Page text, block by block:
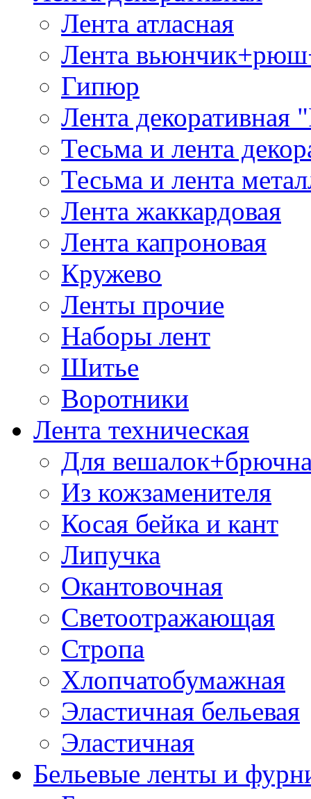
Лента атласная
Лента
Гипюр
Лента декоративная
Тесьма и лента
Тесьма и лента
Лента жаккардовая
Лента капроновая
Кружево
Ленты прочие
Наборы лент
Шитье
Воротники
Лента техническая
Для
Из кожзаменителя
Косая бейка и кант
Липучка
Окантовочная
Светоотражающая
Стропа
Хлопчатобумажная
Эластичная бельевая
Эластичная
Бельевые ленты и